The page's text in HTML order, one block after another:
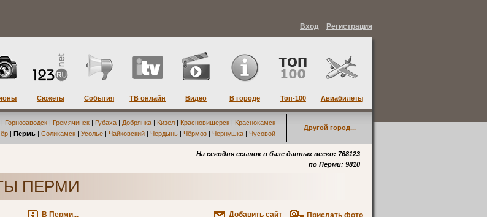
Вход Регистрация
Сюжеты События ТВ онлайн Видео В городе Топ-100 Авиабилеты
| Горнозаводск | Гремячинск | Губаха | Добрянка | Кизел | Красновишерск | Краснокамск
| Пермь | Соликамск | Усолье | Чайковский | Чердынь | Чёрмоз | Чернушка | Чусовой
Другой город...
На сегодня ссылок в базе данных всего: 768123
по Перми: 9810
ПЕРМИ
В Перми... Прислать фото
Добавить сайт